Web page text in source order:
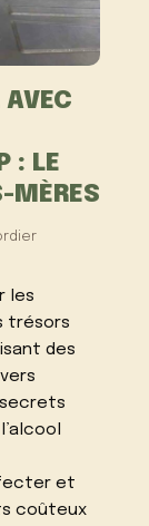
AVEC
: LE
MÈRES
les
trésors
des
secrets
et
coûteux